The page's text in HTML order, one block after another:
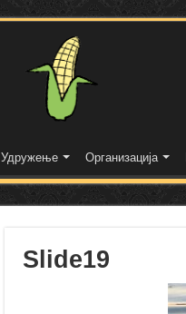
Удружење Организација
Slide19